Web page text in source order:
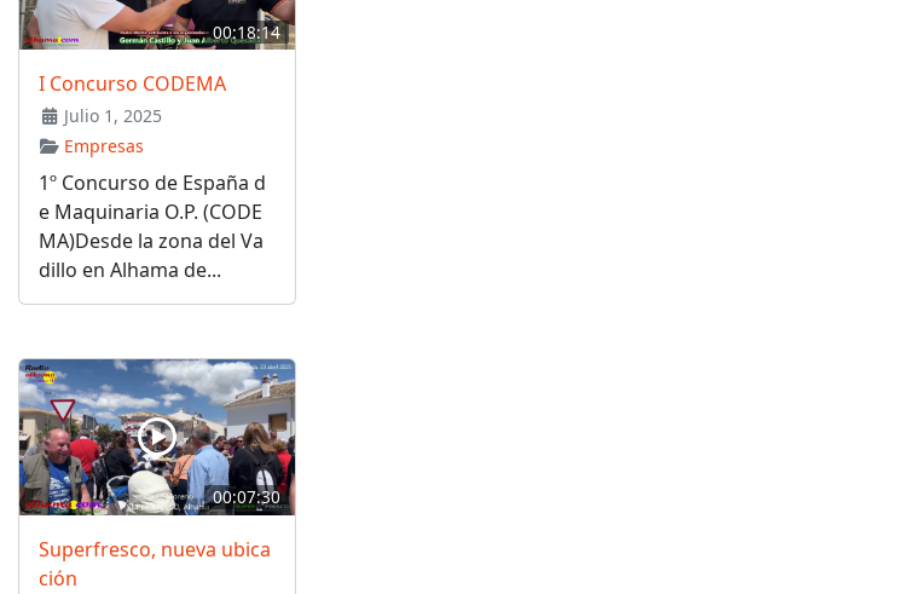
00:18:14
I Concurso CODEMA
Julio 1, 2025
Empresas
1º Concurso de España d
e Maquinaria O.P. (CODE
MA)Desde la zona del Va
dillo en Alhama de...
00:07:30
Superfresco, nueva ubica
ción